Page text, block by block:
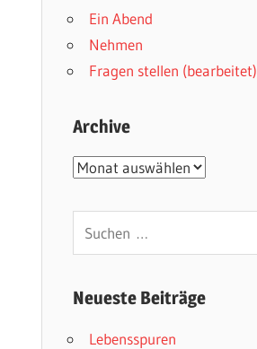
Ein Abend
Nehmen
Fragen stellen (bearbeitet)
Archive
Archive
Neueste Beiträge
Lebensspuren